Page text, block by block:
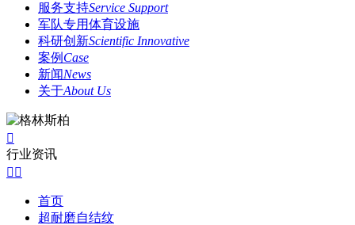
服务支持Service Support
军队专用体育设施
科研创新Scientific Innovative
案例 Case
新闻News
关于About Us

行业资讯
 
首页
超耐磨自结纹